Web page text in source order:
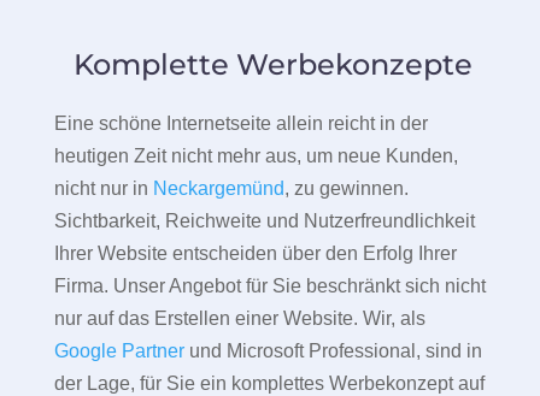
Komplette Werbekonzepte
Eine schöne Internetseite allein reicht in der
heutigen Zeit nicht mehr aus, um neue Kunden,
nicht nur in Neckargemünd, zu gewinnen.
Sichtbarkeit, Reichweite und Nutzerfreundlichkeit
Ihrer Website entscheiden über den Erfolg Ihrer
Firma. Unser Angebot für Sie beschränkt sich nicht
nur auf das Erstellen einer Website. Wir, als
Google Partnerund Microsoft Professional, sind in
der Lage, für Sie ein komplettes Werbekonzept auf